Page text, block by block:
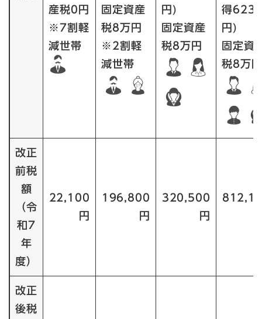
産税0円
※7割軽
減世帯
固定資産
税8万円
※2割軽
減世帯
円)
固定資産
税8万円
得623
円)
固定資
税8万円
改正
前税
額
（令
和7
年
度）
22,100
円
196,800
円
320,500
円
改正
後税